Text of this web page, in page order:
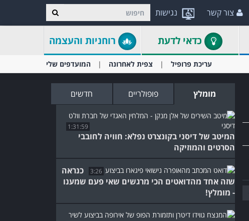
נגישות צור קשר
כדאי לדעת רוחניות והעצמה
עריכת פרופיל צפית לאחרונה המועדפים שלי
מומלץ פופולריים חדשים
1:31:59
המיטב של דיסני בקונצרט נפלא: חוויה לחובבי
הסרטים והמוזיקה
3:26
כנראה
שזה אחד מהדואטים הכי מרגשים שאי פעם שמענו
- מומלץ!